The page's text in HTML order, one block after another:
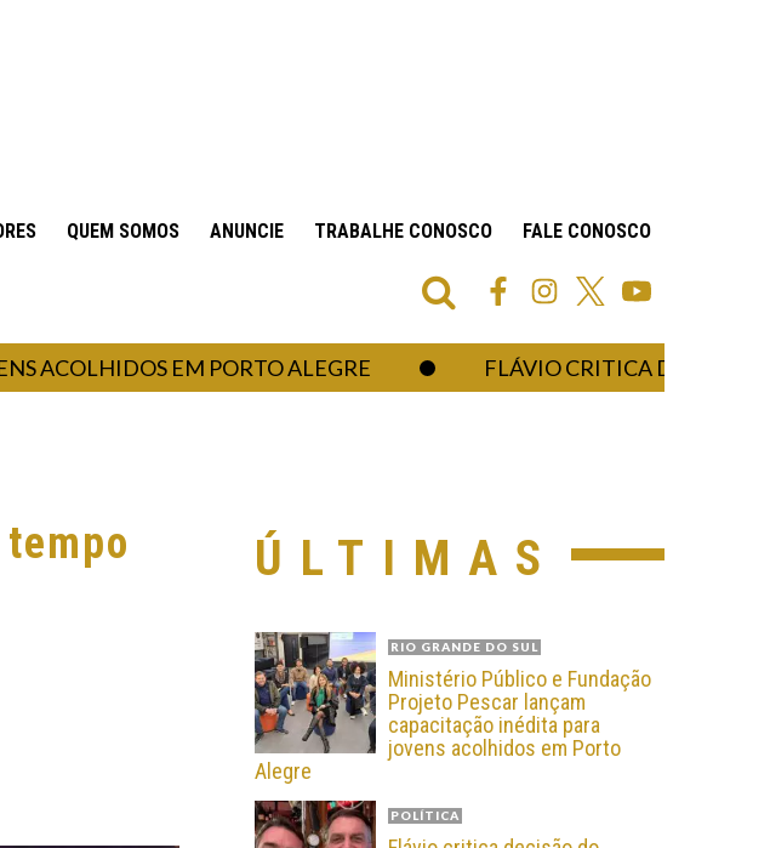
QUEM SOMOS ANUNCIE TRABALHE CONOSCO FALE CONOSCO
EM PORTO ALEGRE FLÁVIO CRITICA DECISÃO DO
ÚLTIMAS
RIO GRANDE DO SUL
Ministério Público e Fundação
Projeto Pescar lançam
capacitação inédita para
jovens acolhidos em Porto
Alegre
POLÍTICA